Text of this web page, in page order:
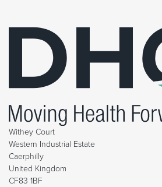
Withey Court
Western Industrial Estate
Caerphilly
United Kingdom
CF83 1BF